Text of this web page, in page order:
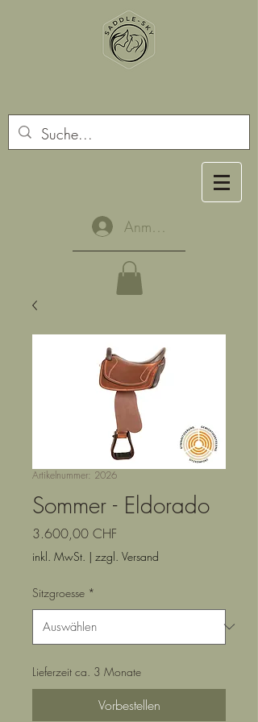
Anmelden
Artikelnummer: 2026
Sommer - Eldorado
3.600,00 CHF
inkl. MwSt. | zzgl. Versand
Sitzgroesse *
Lieferzeit ca. 3 Monate
Vorbestellen